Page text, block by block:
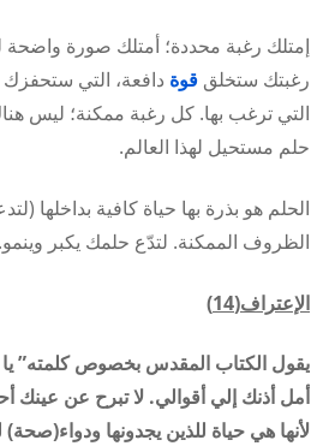
إمتلك رغبة محددة؛ أمتلك صورة واضحة
رغبتك ستخلق قوة دافعة، التي
التي ترغب بها. كل رغبة ممكنة؛ ليس
حلم مستحيل لهذا العالم.
الحلم هو بذرة بها حياة كافية بداخلها
الظروف الممكنة. لتدّع حلمك يكبر
الإعتراف(14)
يقول الكتاب المقدس بخصوص كلمته”
أمل أذنك إلي أقوالي. لا تبرح عن
لأنها هي حياة للذين يجدونها